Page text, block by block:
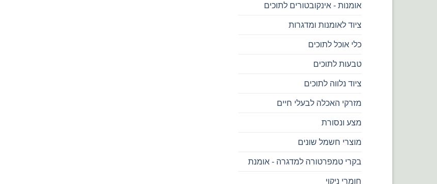
אומנות - אינקובטורים לתוכים
ציוד לאומנות ומדגרות
כלי אוכל לתוכים
טבעות לתוכים
ציוד נלווה לתוכים
מזרקי האכלה לבעלי חיים
מצע ונסורת
מוצרי חשמל שונים
בקרי טמפרטורה למדגרה - אומנת
חומרי ניקוי